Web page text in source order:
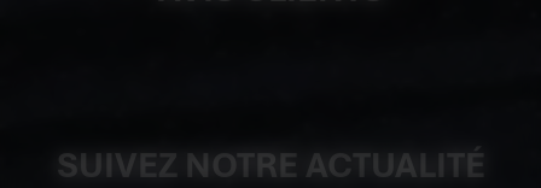
SUIVEZ NOTRE ACTUALITÉ